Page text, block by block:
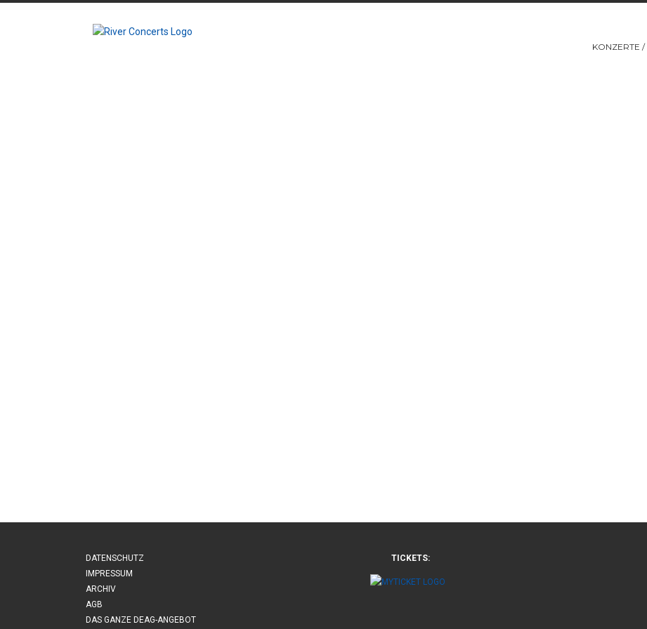
KONZERTE
DATENSCHUTZ
IMPRESSUM
ARCHIV
AGB
DAS GANZE DEAG-ANGEBOT
TICKETS: